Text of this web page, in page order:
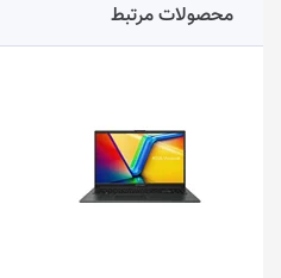
محصولات مرتبط